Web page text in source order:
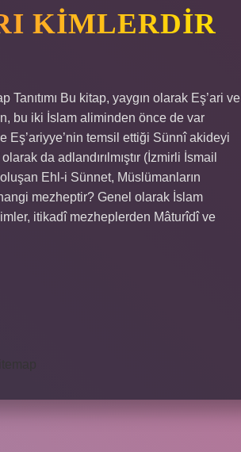
KIMLERDIR
Bu kitap, yaygın olarak Eş’ari ve
bu iki İslam aliminden önce de var
temsil ettiği Sünnî akideyi
da adlandırılmıştır (İzmirli İsmail
Ehl-i Sünnet, Müslümanların
mezheptir? Genel olarak İslam
itikadî mezheplerden Mâturîdî ve